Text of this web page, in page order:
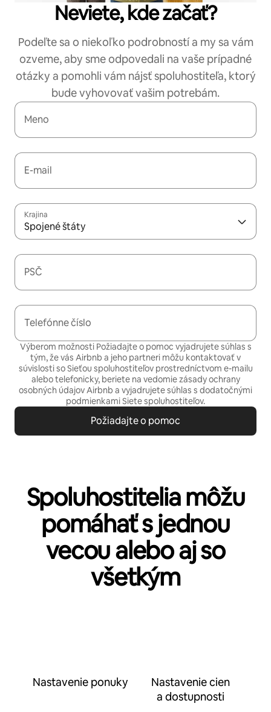
Neviete, kde začať?
Podeľte sa o niekoľko podrobností a my sa vám
ozveme, aby sme odpovedali na vaše prípadné
otázky a pomohli vám nájsť spoluhostiteľa, ktorý
bude vyhovovať vašim potrebám.
Meno
E-mail
Krajina
Spojené štáty
PSČ
Telefónne číslo
Výberom možnosti Požiadajte o pomoc vyjadrujete súhlas s
tým, že vás Airbnb a jeho partneri môžu kontaktovať v
súvislosti so Sieťou spoluhostiteľov prostredníctvom e-mailu
alebo telefonicky, beriete na vedomiezásady ochrany
osobných údajovAirbnb a vyjadrujete súhlas s dodatočnými
podmienkami Siete spoluhostiteľov.
Požiadajte o pomoc
Spoluhostitelia môžu
pomáhať s jednou
vecou alebo aj so
všetkým
Nastavenie ponuky
Nastavenie cien
a dostupnosti